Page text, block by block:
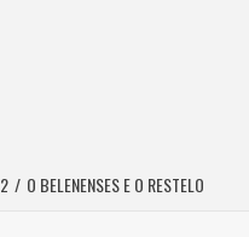
2 O BELENENSES E O RESTELO